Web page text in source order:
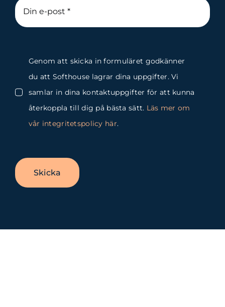
Genom att skicka in formuläret godkänner
du att Softhouse lagrar dina uppgifter. Vi
samlar in dina kontaktuppgifter för att kunna
återkoppla till dig på bästa sätt. Läs mer om
vår integritetspolicy här.
Skicka